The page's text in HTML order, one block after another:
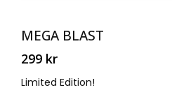
MEGA BLAST
299 kr
Limited Edition!